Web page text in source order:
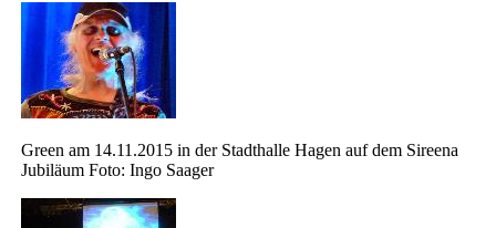
Green am 14.11.2015 in der Stadthalle Hagen auf dem Sireena
Jubiläum Foto: Ingo Saager